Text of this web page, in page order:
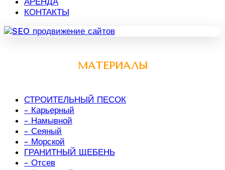
КОНТАКТЫ
МАТЕРИАЛЫ
СТРОИТЕЛЬНЫЙ ПЕСОК
- Карьерный
- Намывной
- Сеяный
- Морской
ГРАНИТНЫЙ ЩЕБЕНЬ
- Отсев